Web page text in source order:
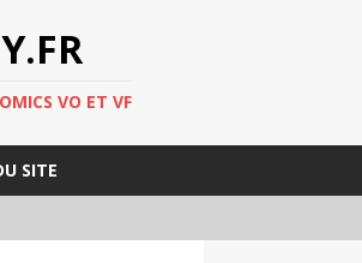
VO ET VF
SITE